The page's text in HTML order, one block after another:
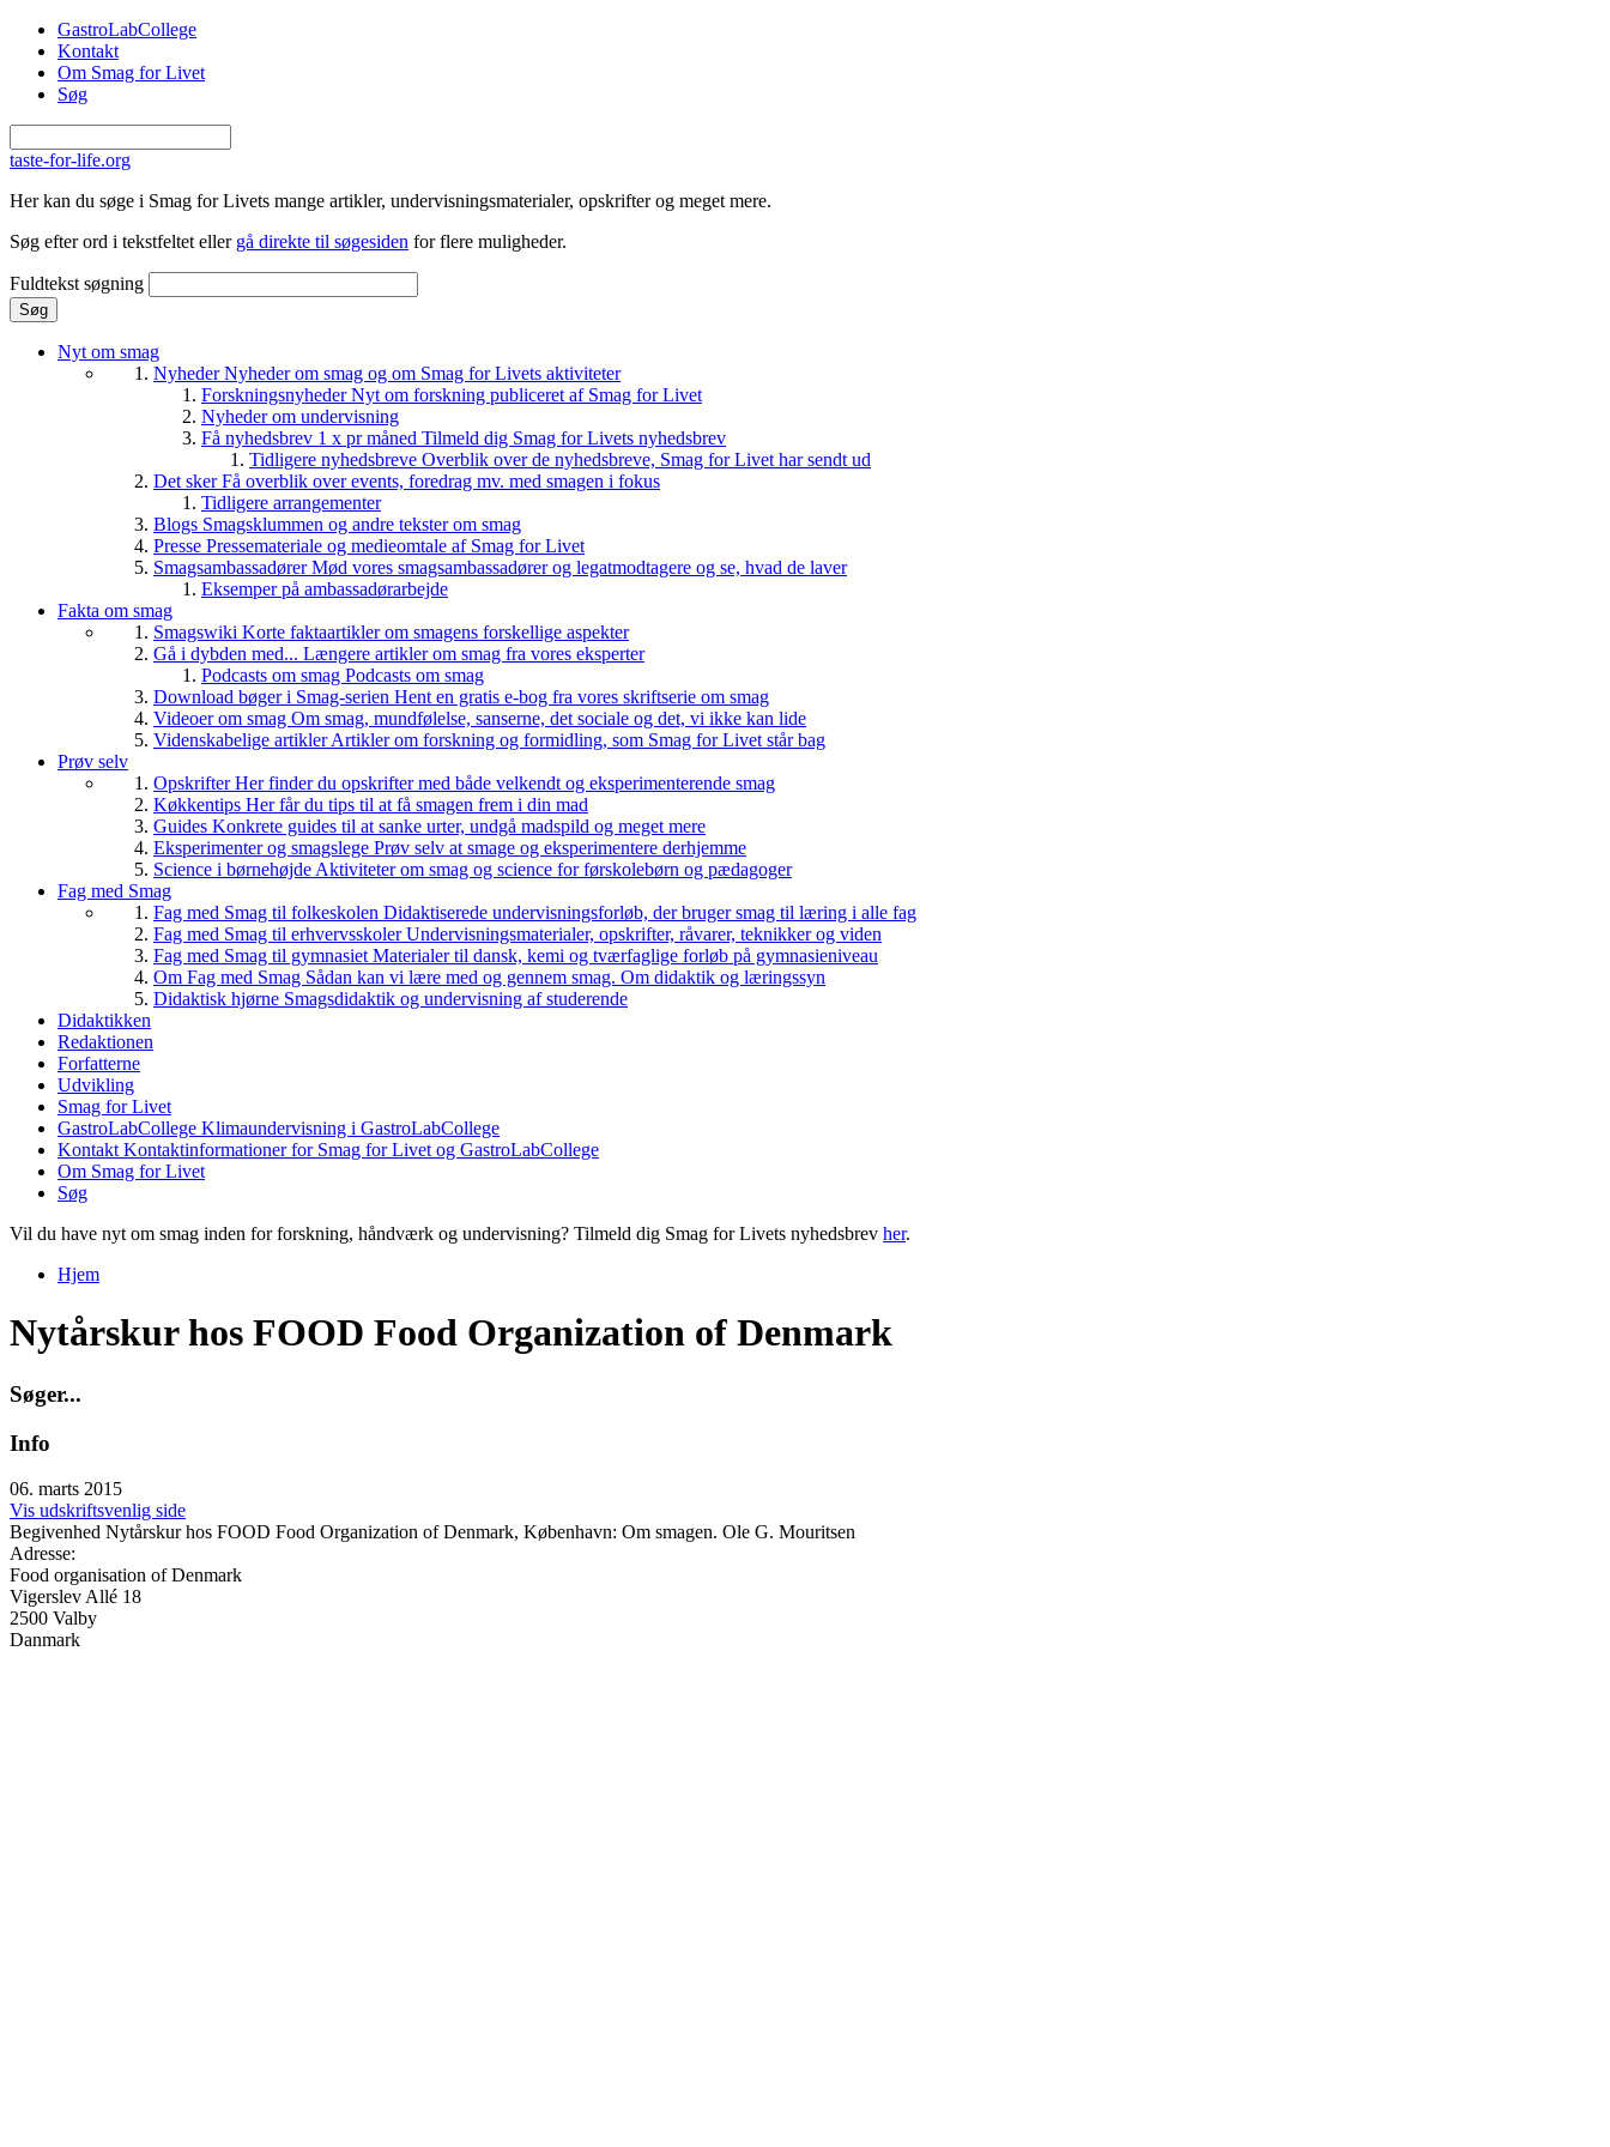
Gå til hovedindhold
GastroLabCollege
Kontakt
Om Smag for Livet
Søg
taste-for-life.org
Her kan du søge i Smag for Livets mange artikler, undervisningsmaterialer, opskrifter og meget mere.
Søg efter ord i tekstfeltet eller gå direkte til søgesiden for flere muligheder.
Fuldtekst søgning
Nyt om smag
NyhederNyheder om smag og om Smag for Livets aktiviteter
ForskningsnyhederNyt om forskning publiceret af Smag for Livet
Nyheder om undervisning
Få nyhedsbrev 1 x pr måned Tilmeld dig Smag for Livets nyhedsbrev
Tidligere nyhedsbreve Overblik over de nyhedsbreve, Smag for Livet har sendt ud
Det skerFå overblik over events, foredrag mv. med smagen i fokus
Tidligere arrangementer
Blogs Smagsklummen og andre tekster om smag
Presse Pressemateriale og medieomtale af Smag for Livet
SmagsambassadørerMød vores smagsambassadører og legatmodtagere og se, hvad de laver
Eksemper på ambassadørarbejde
Fakta om smag
Smagswiki Korte faktaartikler om smagens forskellige aspekter
Gå i dybden med... Længere artikler om smag fra vores eksperter
Podcasts om smag Podcasts om smag
Download bøger i Smag-serien Hent en gratis e-bog fra vores skriftserie om smag
Videoer om smag Om smag, mundfølelse, sanserne, det sociale og det, vi ikke kan lide
Videnskabelige artiklerArtikler om forskning og formidling, som Smag for Livet står bag
Prøv selv
OpskrifterHer finder du opskrifter med både velkendt og eksperimenterende smag
Køkkentips Her får du tips til at få smagen frem i din mad
Guides Konkrete guides til at sanke urter, undgå madspild og meget mere
Eksperimenter og smagslege Prøv selv at smage og eksperimentere derhjemme
Science i børnehøjde Aktiviteter om smag og science for førskolebørn og pædagoger
Fag med Smag
Fag med Smag til folkeskolen Didaktiserede undervisningsforløb, der bruger smag til læring i alle fag
Fag med Smag til erhvervsskolerUndervisningsmaterialer, opskrifter, råvarer, teknikker og viden
Fag med Smag til gymnasiet Materialer til dansk, kemi og tværfaglige forløb på gymnasieniveau
Om Fag med Smag Sådan kan vi lære med og gennem smag. Om didaktik og læringssyn
Didaktisk hjørne Smagsdidaktik og undervisning af studerende
Didaktikken
Redaktionen
Forfatterne
Udvikling
Smag for Livet
GastroLabCollege Klimaundervisning i GastroLabCollege
Kontakt Kontaktinformationer for Smag for Livet og GastroLabCollege
Om Smag for Livet
Søg
Vil du have nyt om smag inden for forskning, håndværk og undervisning? Tilmeld dig Smag for Livets nyhedsbrev her.
Hjem
Nytårskur hos FOOD Food Organization of Denmark
Søger...
Info
06. marts 2015
Vis udskriftsvenlig side
Begivenhed Nytårskur hos FOOD Food Organization of Denmark, København: Om smagen. Ole G. Mouritsen
Adresse:
Food organisation of Denmark
Vigerslev Allé 18
2500 Valby
Danmark